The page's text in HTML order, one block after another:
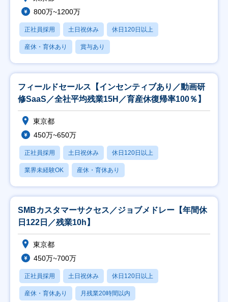
800万~1200万
正社員採用 土日祝休み 休日120日以上
産休・育休あり 賞与あり
フィールドセールス【インセンティブあり／動画研
修SaaS／全社平均残業15H／育産休復帰率100％】
東京都
450万~650万
正社員採用 土日祝休み 休日120日以上
業界未経験OK 産休・育休あり
SMBカスタマーサクセス／ジョブメドレー【年間休
日122日／残業10h】
東京都
450万~700万
正社員採用 土日祝休み 休日120日以上
産休・育休あり 月残業20時間以内